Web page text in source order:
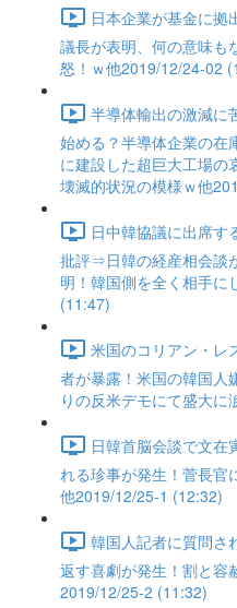
日本企業が基金に拠
議長が表明、何の意味も
怒！ｗ他2019/12/24-02
半導体輸出の激減に
始める？半導体企業の在
に建設した超巨大工場の
壊滅的状況の模様ｗ他
日中韓協議に出席す
批評⇒日韓の経産相会談
明！韓国側を全く相手
(11:47)
米国のコリアン・レ
者が暴露！米国の韓国人
りの反米デモにて盛大
日韓首脳会談で文在
れる珍事が発生！菅長官
他2019/12/25-1 (12:32)
韓国人記者に質問さ
返す喜劇が発生！割と容
2019/12/25-2 (11:32)